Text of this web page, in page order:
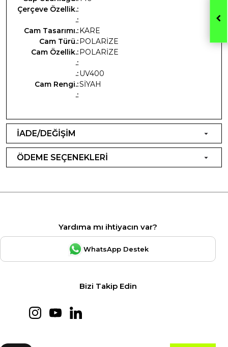
Çerçeve Özellik.:
.:
Cam Tasarımı.:KARE
Cam Türü.:POLARİZE
Cam Özellik.:POLARİZE
.:
.:UV400
Cam Rengi.:SİYAH
.:
İADE/DEĞİŞİM
ÖDEME SEÇENEKLERİ
Yardıma mı ihtiyacın var?
WhatsApp Destek
Bizi Takip Edin